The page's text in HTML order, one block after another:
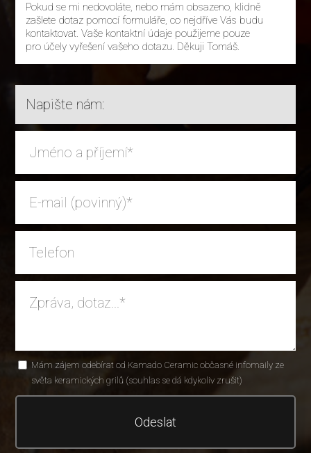
Pokud se mi nedovoláte, nebo mám obsazeno, klidně
zašlete dotaz pomocí formuláře, co nejdříve Vás budu
kontaktovat. Vaše kontaktní údaje použijeme pouze
pro účely vyřešení vašeho dotazu. Děkuji Tomáš.
Napište nám:
Mám zájem odebírat od Kamado Ceramic občasné infomaily ze
světa keramických grilů (souhlas se dá kdykoliv zrušit)
Odeslat